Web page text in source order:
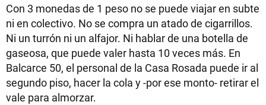
Con 3 monedas de 1 peso no se puede viajar en subte
ni en colectivo. No se compra un atado de cigarrillos.
Ni un turrón ni un alfajor. Ni hablar de una botella de
gaseosa, que puede valer hasta 10 veces más. En
Balcarce 50, el personal de la Casa Rosada puede ir al
segundo piso, hacer la cola y -por ese monto- retirar el
vale para almorzar.